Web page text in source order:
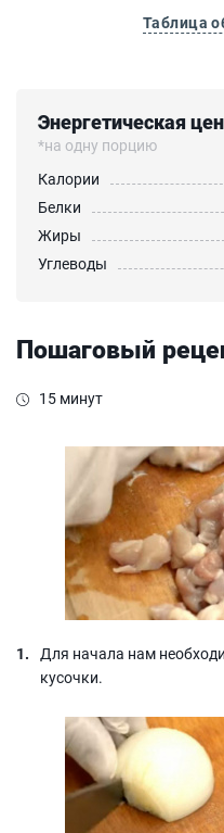
Таблица
Энергетическая
*на одну порцию
Калории
Белки
Жиры
Углеводы
Пошаговый
15 минут
Для начала нам
кусочки.